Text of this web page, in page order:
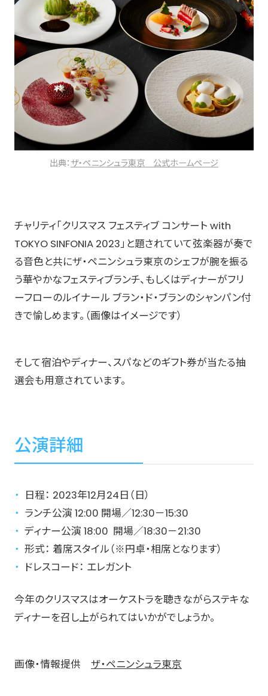
出典： ザ・ペニンシュラ東京 公式ホームページ
チャリティ「クリスマス フェスティブ コンサート with
TOKYO SINFONIA 2023」と題されていて弦楽器が奏で
る音色と共にザ・ペニンシュラ東京のシェフが腕を振る
う華やかなフェスティブランチ、もしくはディナーがフリ
ーフローのルイナール ブラン・ド・ブランのシャンパン付
きで愉しめます。（画像はイメージです）
そして宿泊やディナー、スパなどのギフト券が当たる抽
選会も用意されています。
公演詳細
日程： 2023年12月24日（日）
ランチ公演 12:00 開場／12:30－15:30
ディナー公演 18:00 開場／18:30－21:30
形式： 着席スタイル（※円卓・相席となります）
ドレスコード： エレガント
今年のクリスマスはオーケストラを聴きながらステキな
ディナーを召し上がられてはいかがでしょうか。
画像・情報提供 ザ・ペニンシュラ東京